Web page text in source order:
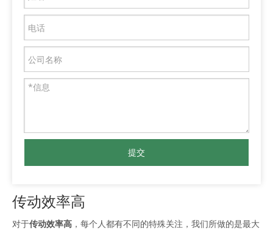
提交
传动效率高
对于传动效率高 ，每个人都有不同的特殊关注，我们所做的是最大